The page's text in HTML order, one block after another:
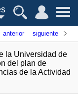
anterior siguiente
la Universidad de
del plan de
de la Actividad